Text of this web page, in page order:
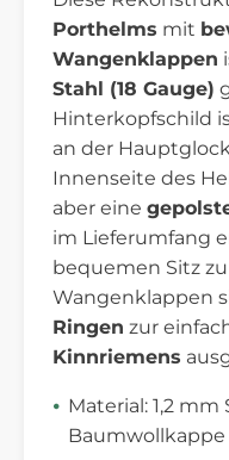
Porthelms mit
Wangenklappen
Stahl (18 Gauge)
Hinterkopfschild
an der
Innenseite des
aber eine
im Lieferumfang
bequemen Sitz
Wangenklappen
Ringen zur
Kinnriemens
Material: 1,2 mm
Baumwollkappe